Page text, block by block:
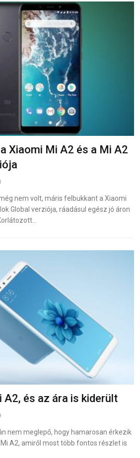
Xiaomi Mi A2 és a Mi A2
nem volt, máris felbukkant a Xiaomi
Global verziója, ráadásul egész jó áron
A2, és az ára is kiderült
nem meglepő, hogy hamarosan érkezik
A2, amiről most több fontos részlet is